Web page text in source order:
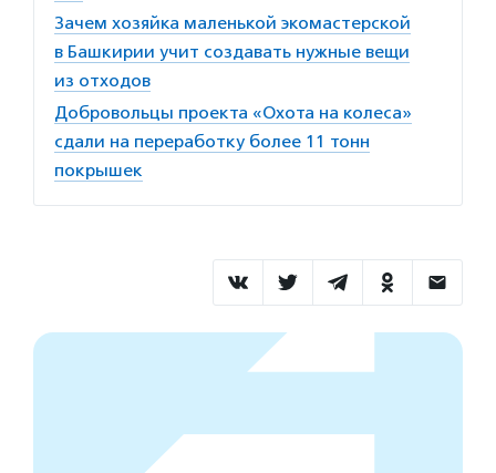
Зачем хозяйка маленькой экомастерской
в Башкирии учит создавать нужные вещи
из отходов
Добровольцы проекта «Охота на колеса»
сдали на переработку более 11 тонн
покрышек